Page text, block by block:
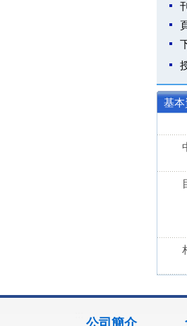
基本
公司簡介